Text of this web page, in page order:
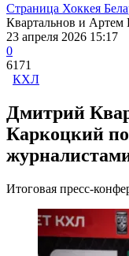
Страница Хоккея
Квартальнов и Артем
23 апреля 2026 15:17
0
6171
КХЛ
Дмитрий
Каркоцкий
Итоговая пресс-